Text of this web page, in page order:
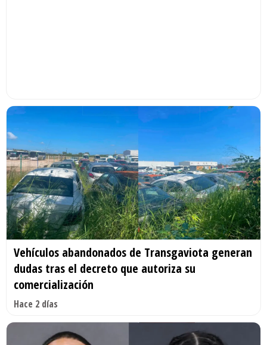
Vehículos abandonados de Transgaviota generan
dudas tras el decreto que autoriza su
comercialización
Hace 2 días